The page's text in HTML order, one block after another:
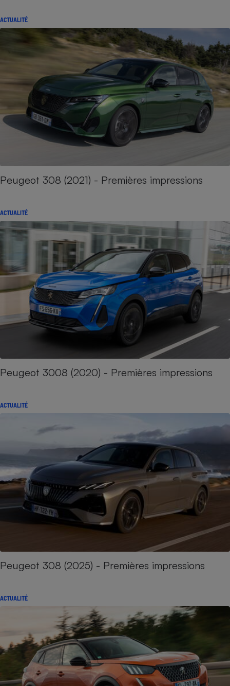
ACTUALITÉ
Peugeot 308 (2021) - Premières impressions
ACTUALITÉ
Peugeot 3008 (2020) - Premières impressions
ACTUALITÉ
Peugeot 308 (2025) - Premières impressions
ACTUALITÉ